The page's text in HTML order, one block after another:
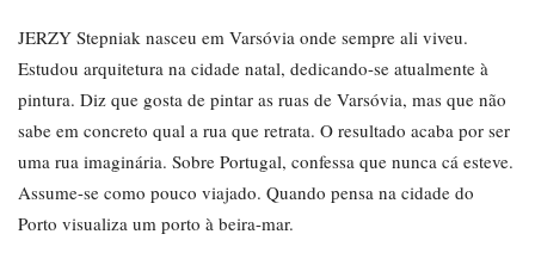
JERZY Stepniak nasceu em Varsóvia onde sempre ali viveu.
Estudou arquitetura na cidade natal, dedicando-se atualmente à
pintura. Diz que gosta de pintar as ruas de Varsóvia, mas que não
sabe em concreto qual a rua que retrata. O resultado acaba por ser
uma rua imaginária. Sobre Portugal, confessa que nunca cá esteve.
Assume-se como pouco viajado. Quando pensa na cidade do
Porto visualiza um porto à beira-mar.